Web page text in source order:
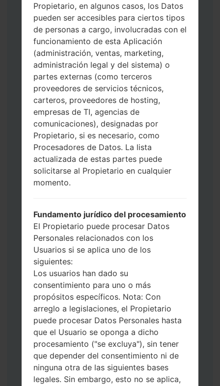
Descargue a su PC: la última versión de
Odin 3.
A continuación, extraiga el archivo de
firmware.
Debe obtener 1 (si es archivo 1, elíjalo aquí)
o 5 (si es archivo 5, selecciónelo aquí):
AP: "Sistema y Recuperación"
CP: "Módem y Radio"
CSC _ ***: "País y región y operador"
HOME_CSC _ ***: "País y regióny
operador"
Agregue todos los archivos a Odin 3.
Si desea hacer clean flash, use CSC _ *** o
use HOME_CSC _ *** para mantener sus
datos y aplicaciones.
Ahora apague su teléfono y entre al Modo
métodos:
Presione y mantenga presionados la
tecla de Encendido, el botón de Subir
volumen y la tecla de Bixby.
Presione y mantenga presionadas las
teclas de Subir y de Bajar volumen y
luego conecte un cable USB.
Presione y mantenga presionados la
tecla de Encendido, el botón de Bajar
volumen y la tecla de Inicio.
Conecte un cable USB, luego
mantenga presionados el botón de Bixby
y la tecla de Bajar volumen.
Presione y mantenga presionados la
tecla de Encendido y el botón de Subir
Propietario, en algunos casos, los Datos
pueden ser accesibles para ciertos tipos
de personas a cargo, involucradas con el
funcionamiento de esta Aplicación
(administración, ventas, marketing,
administración legal y del sistema) o
partes externas (como terceros
proveedores de servicios técnicos,
carteros, proveedores de hosting,
empresas de TI, agencias de
comunicaciones), designadas por
Propietario, si es necesario, como
Procesadores de Datos. La lista
actualizada de estas partes puede
solicitarse al Propietario en cualquier
momento.
Fundamento jurídico del procesamiento
El Propietario puede procesar Datos
Personales relacionados con los
Usuarios si se aplica uno de los
siguientes:
Los usuarios han dado su
consentimiento para uno o más
propósitos específicos. Nota: Con
arreglo a legislaciones, el Propietario
puede procesar Datos Personales hasta
que el Usuario se oponga a dicho
procesamiento ("se excluya"), sin tener
que depender del consentimiento ni de
ninguna otra de las siguientes bases
legales. Sin embargo, esto no se aplica,